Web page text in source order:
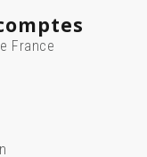
France